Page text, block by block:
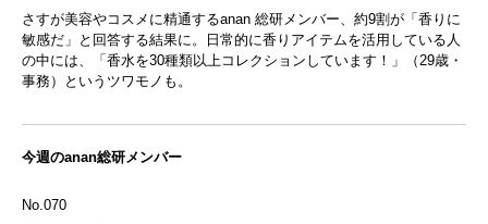
さすが美容やコスメに精通するanan 総研メンバー、約9割が「香りに
敏感だ」と回答する結果に。日常的に香りアイテムを活用している人
の中には、「香水を30種類以上コレクションしています！」（29歳・
事務）というツワモノも。
今週のanan総研メンバー
No.070